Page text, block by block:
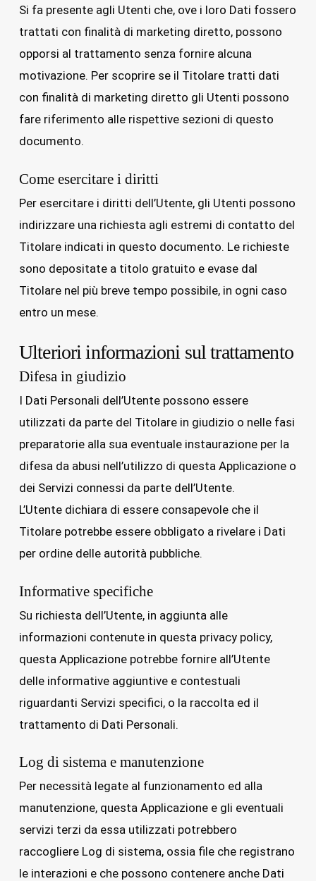
Si fa presente agli Utenti che, ove i loro Dati fossero
trattati con finalità di marketing diretto, possono
opporsi al trattamento senza fornire alcuna
motivazione. Per scoprire se il Titolare tratti dati
con finalità di marketing diretto gli Utenti possono
fare riferimento alle rispettive sezioni di questo
documento.
Come esercitare i diritti
Per esercitare i diritti dell’Utente, gli Utenti possono
indirizzare una richiesta agli estremi di contatto del
Titolare indicati in questo documento. Le richieste
sono depositate a titolo gratuito e evase dal
Titolare nel più breve tempo possibile, in ogni caso
entro un mese.
Ulteriori informazioni sul trattamento
Difesa in giudizio
I Dati Personali dell’Utente possono essere
utilizzati da parte del Titolare in giudizio o nelle fasi
preparatorie alla sua eventuale instaurazione per la
difesa da abusi nell’utilizzo di questa Applicazione o
dei Servizi connessi da parte dell’Utente.
L’Utente dichiara di essere consapevole che il
Titolare potrebbe essere obbligato a rivelare i Dati
per ordine delle autorità pubbliche.
Informative specifiche
Su richiesta dell’Utente, in aggiunta alle
informazioni contenute in questa privacy policy,
questa Applicazione potrebbe fornire all’Utente
delle informative aggiuntive e contestuali
riguardanti Servizi specifici, o la raccolta ed il
trattamento di Dati Personali.
Log di sistema e manutenzione
Per necessità legate al funzionamento ed alla
manutenzione, questa Applicazione e gli eventuali
servizi terzi da essa utilizzati potrebbero
raccogliere Log di sistema, ossia file che registrano
le interazioni e che possono contenere anche Dati